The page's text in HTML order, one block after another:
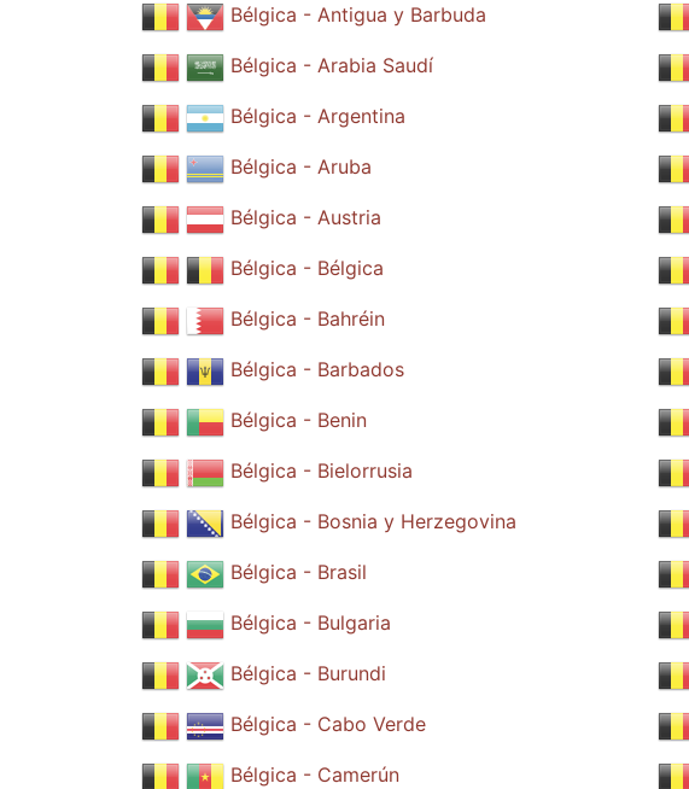
Bélgica - Antigua y Barbuda
Bélgica - Arabia Saudí
Bélgica - Argentina
Bélgica - Aruba
Bélgica - Austria
Bélgica - Bélgica
Bélgica - Bahréin
Bélgica - Barbados
Bélgica - Benin
Bélgica - Bielorrusia
Bélgica - Bosnia y Herzegovina
Bélgica - Brasil
Bélgica - Bulgaria
Bélgica - Burundi
Bélgica - Cabo Verde
Bélgica - Camerún